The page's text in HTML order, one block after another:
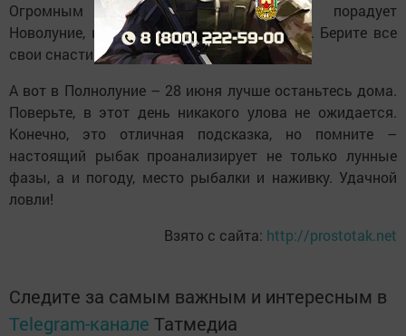
Огромным уловом вас, несомненно, порадует
Новолуние, которое припадает на 13 июня. Берите все
свои снасти и вперёд.
А вот в Полнолуние – 28 июня лучше останьтесь дома.
Поверьте, в этот день никакого улова не ожидается.
Конечно, это отличная подсказка, но помните –
настоящий рыбак проанализирует не только лунные
фазы, а и погоду, место рыбалки и наживку. Удачной
ловли!
Взято с сайта: http://prostotak.net
Следите за самым важным и интересным в
Telegram-канале Татмедиа